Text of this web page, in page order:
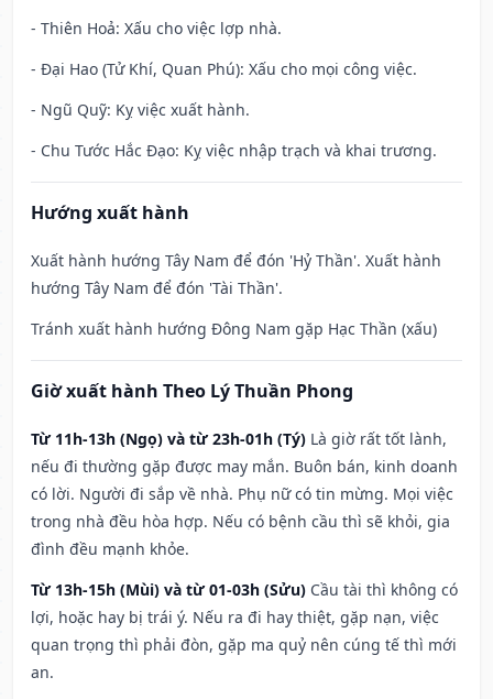
- Thiên Hoả: Xấu cho việc lợp nhà.
- Đại Hao (Tử Khí, Quan Phú): Xấu cho mọi công việc.
- Ngũ Quỹ: Kỵ việc xuất hành.
- Chu Tước Hắc Đạo: Kỵ việc nhập trạch và khai trương.
Hướng xuất hành
Xuất hành hướng Tây Nam để đón 'Hỷ Thần'. Xuất hành
hướng Tây Nam để đón 'Tài Thần'.
Tránh xuất hành hướng Đông Nam gặp Hạc Thần (xấu)
Giờ xuất hành Theo Lý Thuần Phong
Từ 11h-13h (Ngọ) và từ 23h-01h (Tý) Là giờ rất tốt lành,
nếu đi thường gặp được may mắn. Buôn bán, kinh doanh
có lời. Người đi sắp về nhà. Phụ nữ có tin mừng. Mọi việc
trong nhà đều hòa hợp. Nếu có bệnh cầu thì sẽ khỏi, gia
đình đều mạnh khỏe.
Từ 13h-15h (Mùi) và từ 01-03h (Sửu) Cầu tài thì không có
lợi, hoặc hay bị trái ý. Nếu ra đi hay thiệt, gặp nạn, việc
quan trọng thì phải đòn, gặp ma quỷ nên cúng tế thì mới
an.